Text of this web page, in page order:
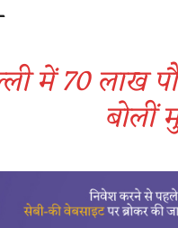
में 70 लाख
बोलीं